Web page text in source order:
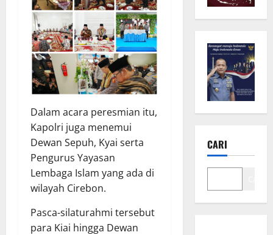
Dalam acara peresmian itu,
Kapolri juga menemui
Dewan Sepuh, Kyai serta
Pengurus Yayasan
Lembaga Islam yang ada di
wilayah Cirebon.
Pasca-silaturahmi tersebut
para Kiai hingga Dewan
CARI